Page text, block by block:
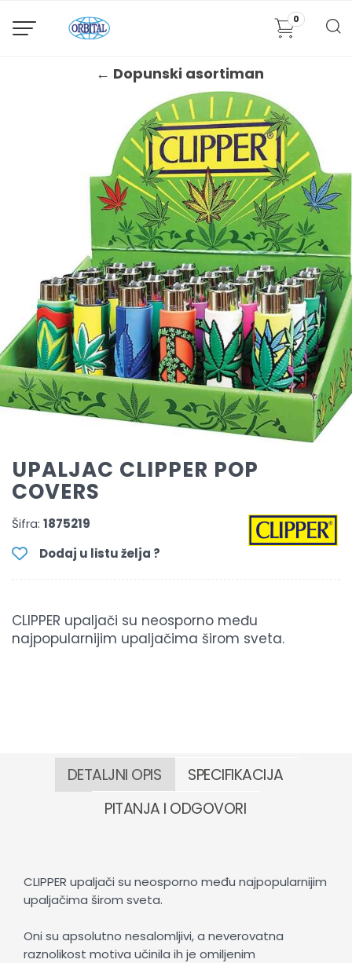
0
← Dopunski asortiman
UPALJAC CLIPPER POP
COVERS
Šifra: 1875219
Dodaj u listu želja ?
CLIPPER upaljači su neosporno među
najpopularnijim upaljačima širom sveta.
DETALJNI OPIS
SPECIFIKACIJA
PITANJA I ODGOVORI
CLIPPER upaljači su neosporno među najpopularnijim
upaljačima širom sveta.
Oni su apsolutno nesalomljivi, a neverovatna
raznolikost motiva učinila ih je omiljenim